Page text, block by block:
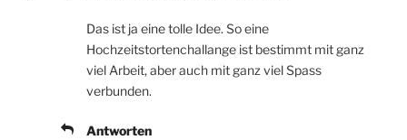
Das ist ja eine tolle Idee. So eine
Hochzeitstortenchallange ist bestimmt mit ganz
viel Arbeit, aber auch mit ganz viel Spass
verbunden.
Antworten